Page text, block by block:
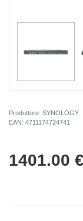
Produttore: SYNOLOGY
EAN: 4711174724741
1401.00 €